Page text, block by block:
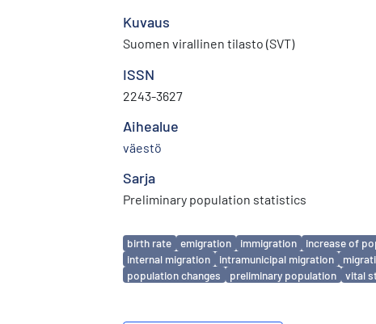
Kuvaus
Suomen virallinen tilasto (SVT)
ISSN
2243-3627
Aihealue
väestö
Sarja
Preliminary population statistics
Avainsanat
birth rate emigration immigration increase of
internal migration
intramunicipal migration
population changes
preliminary population vital